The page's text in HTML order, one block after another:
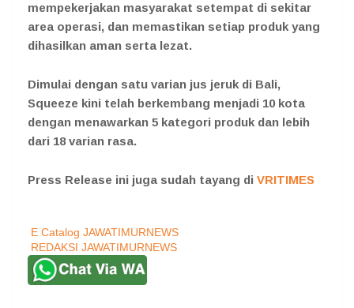
mempekerjakan masyarakat setempat di sekitar
area operasi, dan memastikan setiap produk yang
dihasilkan aman serta lezat.
Dimulai dengan satu varian jus jeruk di Bali,
Squeeze kini telah berkembang menjadi 10 kota
dengan menawarkan 5 kategori produk dan lebih
dari 18 varian rasa.
Press Release ini juga sudah tayang di VRITIMES
E Catalog JAWATIMURNEWS
REDAKSI JAWATIMURNEWS